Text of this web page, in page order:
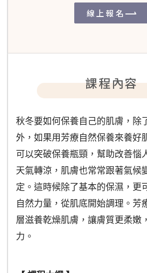
線上報名
課程內容
秋冬要如何保養自己的肌膚，除
外，如果用芳療自然保養來養好
可以突破保養瓶頸，幫助改善惱
天氣轉涼，肌膚也常常跟著氣候
定。這時候除了基本的保濕，更
自然力量，從肌底開始調理。芳
層滋養乾燥肌膚，讓膚質更柔嫩
力。